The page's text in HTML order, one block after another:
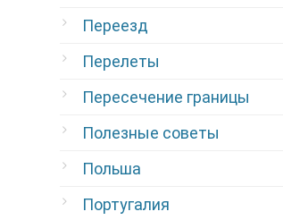
Переезд
Перелеты
Пересечение границы
Полезные советы
Польша
Португалия